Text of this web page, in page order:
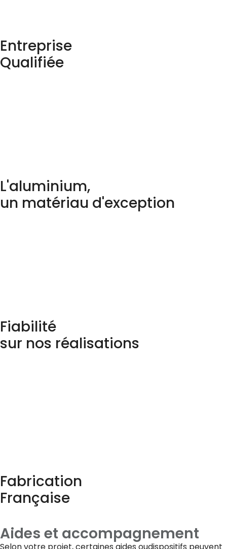
Entreprise
Qualifiée
L'aluminium,
un matériau d'exception
Fiabilité
sur nos réalisations
Fabrication
Française
Aides et accompagnement